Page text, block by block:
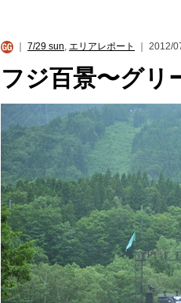
7/29 sun, エリアレポート ｜ 2012/
フジ百景〜グリ